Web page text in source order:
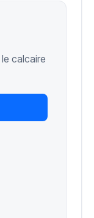
calcaire